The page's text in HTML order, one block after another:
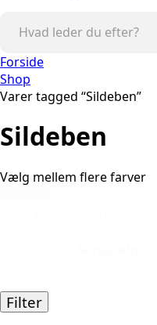
Forside
Shop
Varer tagged “Sildeben”
Sildeben
Vælg mellem flere farver
Filter